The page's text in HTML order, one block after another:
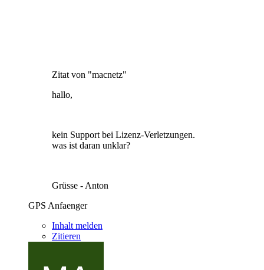
Zitat von "macnetz"
hallo,
kein Support bei Lizenz-Verletzungen.
was ist daran unklar?
Grüsse - Anton
GPS Anfaenger
Inhalt melden
Zitieren